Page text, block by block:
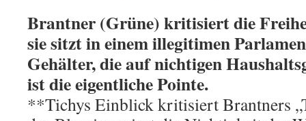
Brantner (Grüne) kritisiert die
sie sitzt in einem illegitimen
Gehälter, die auf nichtigen
ist die eigentliche Pointe.
**Tichys Einblick kritisiert Brantners